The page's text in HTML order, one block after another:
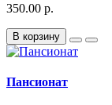
350.00 р.
В корзину
Пансионат